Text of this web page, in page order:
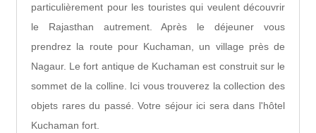
particulièrement pour les touristes qui veulent découvrir
le Rajasthan autrement. Après le déjeuner vous
prendrez la route pour Kuchaman, un village près de
Nagaur. Le fort antique de Kuchaman est construit sur le
sommet de la colline. Ici vous trouverez la collection des
objets rares du passé. Votre séjour ici sera dans l'hôtel
Kuchaman fort.